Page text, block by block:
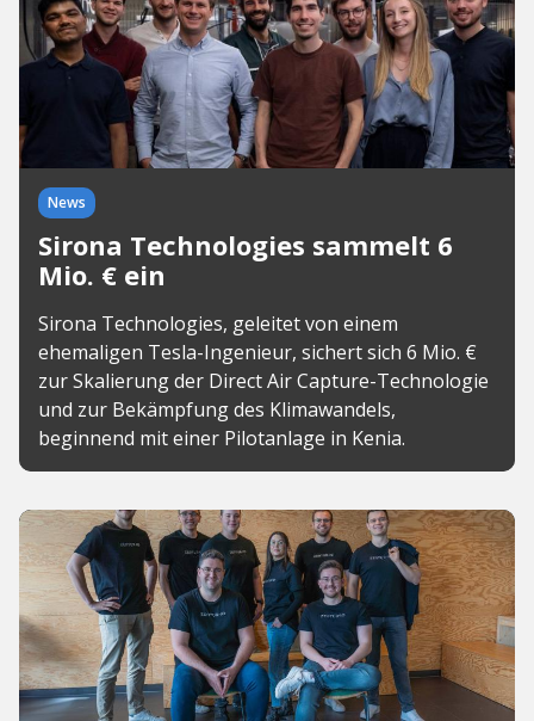
News
Sirona Technologies sammelt 6
Mio. € ein
Sirona Technologies, geleitet von einem
ehemaligen Tesla-Ingenieur, sichert sich 6 Mio. €
zur Skalierung der Direct Air Capture-Technologie
und zur Bekämpfung des Klimawandels,
beginnend mit einer Pilotanlage in Kenia.